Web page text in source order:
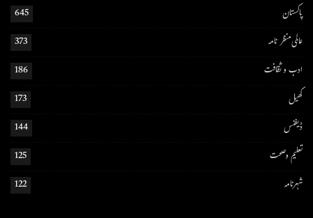
پاکستان
645
عالمی منظر نامہ
373
ادب و ثقافت
186
کھیل
173
ڈیفنس
144
تعلیم و صحت
125
شہرنامہ
122